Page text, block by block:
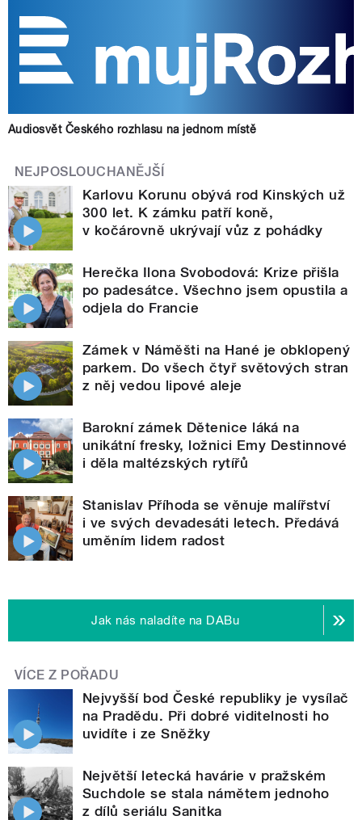
Audiosvět Českého rozhlasu na jednom místě
NEJPOSLOUCHANĚJŠÍ
Karlovu Korunu obývá rod Kinských už
300 let. K zámku patří koně,
v kočárovně ukrývají vůz z pohádky
Herečka Ilona Svobodová: Krize přišla
po padesátce. Všechno jsem opustila a
odjela do Francie
Zámek v Náměšti na Hané je obklopený
parkem. Do všech čtyř světových stran
z něj vedou lipové aleje
Barokní zámek Dětenice láká na
unikátní fresky, ložnici Emy Destinnové
i děla maltézských rytířů
Stanislav Příhoda se věnuje malířství
i ve svých devadesáti letech. Předává
uměním lidem radost
Jak nás naladíte na DABu
VÍCE Z POŘADU
Nejvyšší bod České republiky je vysílač
na Pradědu. Při dobré viditelnosti ho
uvidíte i ze Sněžky
Největší letecká havárie v pražském
Suchdole se stala námětem jednoho
z dílů seriálu Sanitka